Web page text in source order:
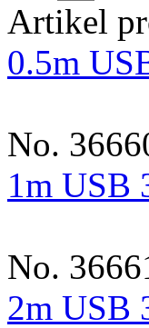
Artikel
0.5m
No.
1m USB
No.
2m USB